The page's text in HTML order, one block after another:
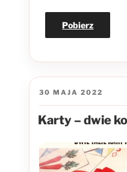
Pobierz
OPUBLIKOWANE
30 MAJA 2022
Karty – dwie